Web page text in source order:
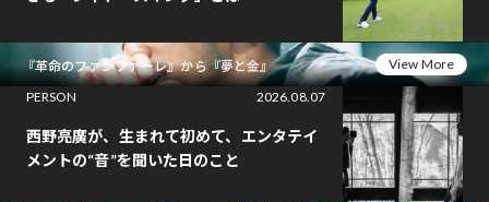
『革命のファンファーレ』から『夢と金』
View More
PERSON
2026.08.07
西野亮廣が、生まれて初めて、エンタテイ
メントの“音”を聞いた日のこと